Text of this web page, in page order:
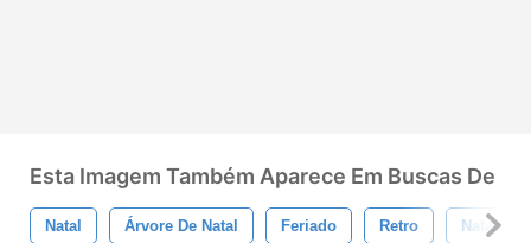
Esta Imagem Também Aparece Em Buscas De
Natal Árvore De Natal Feriado Retro Natal